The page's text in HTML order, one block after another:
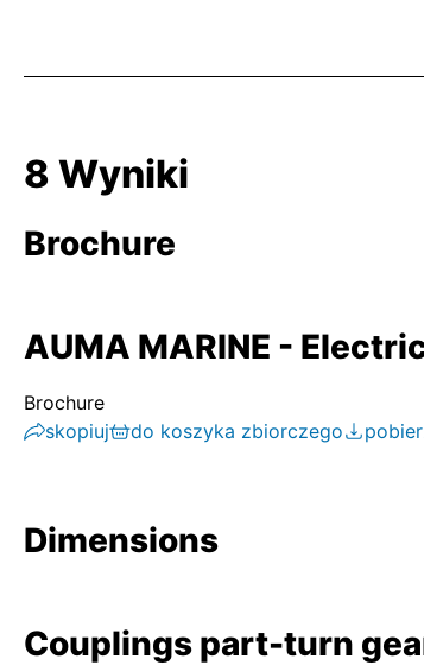
8 Wyniki
Brochure
AUMA MARINE -
Brochure
skopiuj
do koszyka zbiorczego
Dimensions
Couplings part-turn